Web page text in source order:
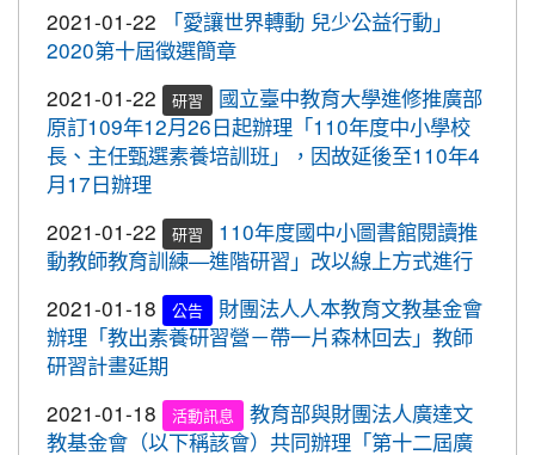
心。 交通部與桃園市政府關心您！
2020-10-19節水抗旱全民一起來
2020-10-19防疫期間勤洗手，更要關緊水龍頭
2020-10-05109年流感疫苗開打了，10月5日起守護
最重要的人，桃園市政府關心您。
＜新制上路＞明年起，生鮮豬肉應標示
豬肉原料原產地。
原料原產地。
2020-09-24＜新制上路＞明年起，貢丸水餃等應標
示豬肉原料原產地
2020-09-09
重要
『109年國家防災日演習』地震速
2020-11-16
賀!
恭賀本校六年四班學生林恩如參加
桃園市109年度「3Q達人故事甄選活動」，榮獲EQ
類(國小組)第二名
2020-11-06 賀!
本校學生參加2020年壢運盃羽球錦
標賽成績優異
2020-10-27
跆拳道錦標賽成績優異
2020-10-27 賀!
本校學生參加109年桃園市議長盃
跆拳道錦標賽成績優異
2020-10-27 賀!
本校學生參加運動i台灣109年桃園
市平鎮楊梅區羽球社區聯誼賽成績優異
賀!
本校學生參加109年第30屆會長盃
全國溜冰錦標賽成績優異
2021-01-22
「愛讓世界轉動 兒少公益行動」
2020第十屆徵選簡章
2021-01-22
研習
國立臺中教育大學進修推廣部
原訂109年12月26日起辦理「110年度中小學校
長、主任甄選素養培訓班」，因故延後至110年4
月17日辦理
2021-01-22
研習
110年度國中小圖書館閱讀推
動教師教育訓練—進階研習」改以線上方式進行
2021-01-18
公告
財團法人人本教育文教基金會
辦理「教出素養研習營－帶一片森林回去」教師
研習計畫延期
2021-01-18
活動訊息
教育部與財團法人廣達文
教基金會（以下稱該會）共同辦理「第十二屆廣